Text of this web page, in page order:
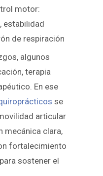
motor:
estabilidad
de respiración
algunos
terapia
En ese
se
articular
mecánica clara,
fortalecimiento
sostener el